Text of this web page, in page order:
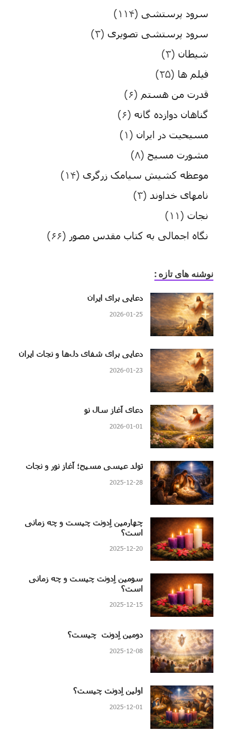
سرود پرستشی (۱۱۴)
سرود پرستشی تصویری (۳)
شیطان (۳)
فیلم ها (۲۵)
قدرت من هستم (۶)
گناهان دوازده گانه (۶)
مسیحیت در ایران (۱)
مشورت مسیح (۸)
موعظه کشیش سیامک زرگری (۱۴)
نامهای خداوند (۳)
نجات (۱۱)
نگاه اجمالی به کتاب مقدس مصور (۶۶)
نوشنه های تازه :
دعایی برای ایران
2026-01-25
دعایی برای شفای دل‌ها و نجات ایران
2026-01-23
دعای آغاز سال نو
2026-01-01
تولد عیسی مسیح؛ آغاز نور و نجات
2025-12-28
چهارمین اِدونت چیست و چه زمانی
است؟
2025-12-20
سومین اِدونت چیست و چه زمانی
است؟
2025-12-15
دومین اِدونت چیست؟
2025-12-08
اولین اِدونت چیست؟
2025-12-01